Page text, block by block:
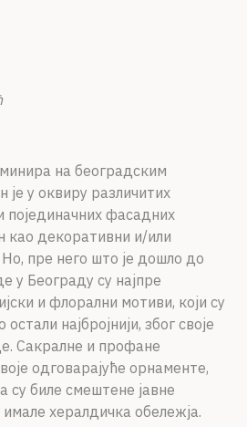
на београдским
је у оквиру различитих
појединачних фасадних
као декоративни и/или
пре него што је дошло до
у Београду су најпре
и флорални мотиви, који су
најбројнији, због своје
Сакралне и профане
одговарајуће орнаменте,
су биле смештене јавне
хералдичка обележја.